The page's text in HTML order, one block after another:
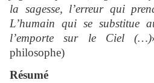
la sagesse, l’erreur qui
L’humain qui se substitue
l’emporte sur le Ciel (…)
philosophe)
Résumé